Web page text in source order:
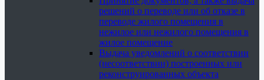
решений о переводе или об отказе в
переводе жилого помещения в
нежилое или нежилого помещения в
жилое помещение
Выдача уведомлений о соответствии
(несоответствии) построенных или
реконструированных объекта